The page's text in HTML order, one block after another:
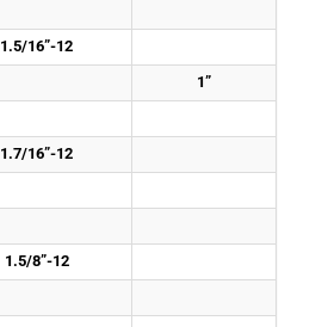
1.5/16”-12
1”
1.7/16”-12
1.5/8”-12